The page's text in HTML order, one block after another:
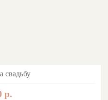
свадьбу
р.